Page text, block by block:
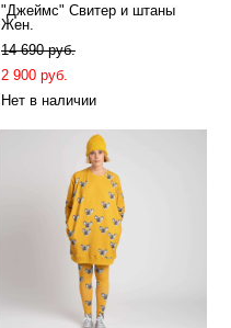
"Джеймс" Свитер и штаны
Жен.
14 690 pуб.
2 900 pуб.
Нет в наличии